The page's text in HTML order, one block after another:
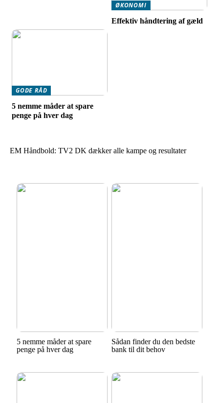
ØKONOMI
Effektiv håndtering af gæld
GODE RÅD
5 nemme måder at spare
penge på hver dag
EM Håndbold: TV2 DK dækker alle kampe og resultater
5 nemme måder at spare
penge på hver dag
Sådan finder du den bedste
bank til dit behov